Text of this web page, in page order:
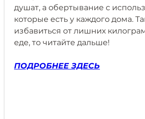
душат, а обертывание с
которые есть у каждого дома.
избавиться от лишних
еде, то читайте дальше!
ПОДРОБНЕЕ ЗДЕСЬ